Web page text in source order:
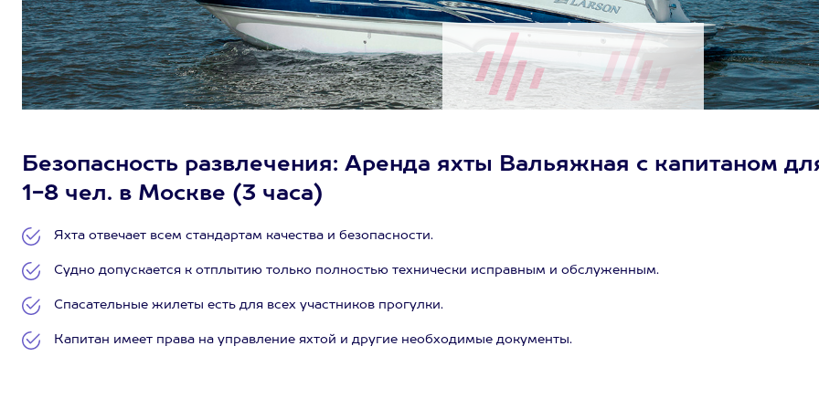
Безопасность развлечения: Аренда яхты Вальяжная с капитаном
1-8 чел. в Москве (3 часа)
Яхта отвечает всем стандартам качества и безопасности.
Судно допускается к отплытию только полностью технически исправным и обслуженным.
Спасательные жилеты есть для всех участников прогулки.
Капитан имеет права на управление яхтой и другие необходимые документы.